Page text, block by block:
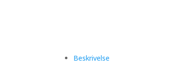
Beskrivelse